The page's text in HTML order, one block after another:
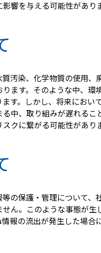
響を与える可能性があり
汚染、化学物質の使用
ます。そのような中、
す。しかし、将来にお
中、取り組みが遅れる
クに繋がる可能性があり
の保護・管理について
ん。このような事態が
報の流出が発生した場